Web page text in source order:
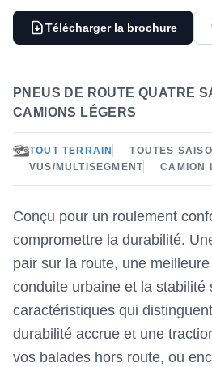
Télécharger la brochure
PNEUS DE ROUTE QUATRE
CAMIONS LÉGERS
TOUT TERRAIN
TOUTES
VUS/MULTISEGMENT
CAMION
Conçu pour un roulement
compromettre la durabilité.
pair sur la route, une
conduite urbaine et la stabilité
caractéristiques qui
durabilité accrue et une
vos balades hors route, ou